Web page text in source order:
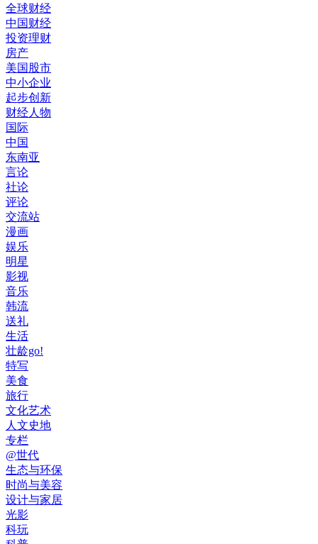
全球财经
中国财经
投资理财
房产
美国股市
中小企业
起步创新
财经人物
国际
中国
东南亚
言论
社论
评论
交流站
漫画
娱乐
明星
影视
音乐
韩流
送礼
生活
壮龄go!
特写
美食
旅行
文化艺术
人文史地
专栏
@世代
生态与环保
时尚与美容
设计与家居
光影
科玩